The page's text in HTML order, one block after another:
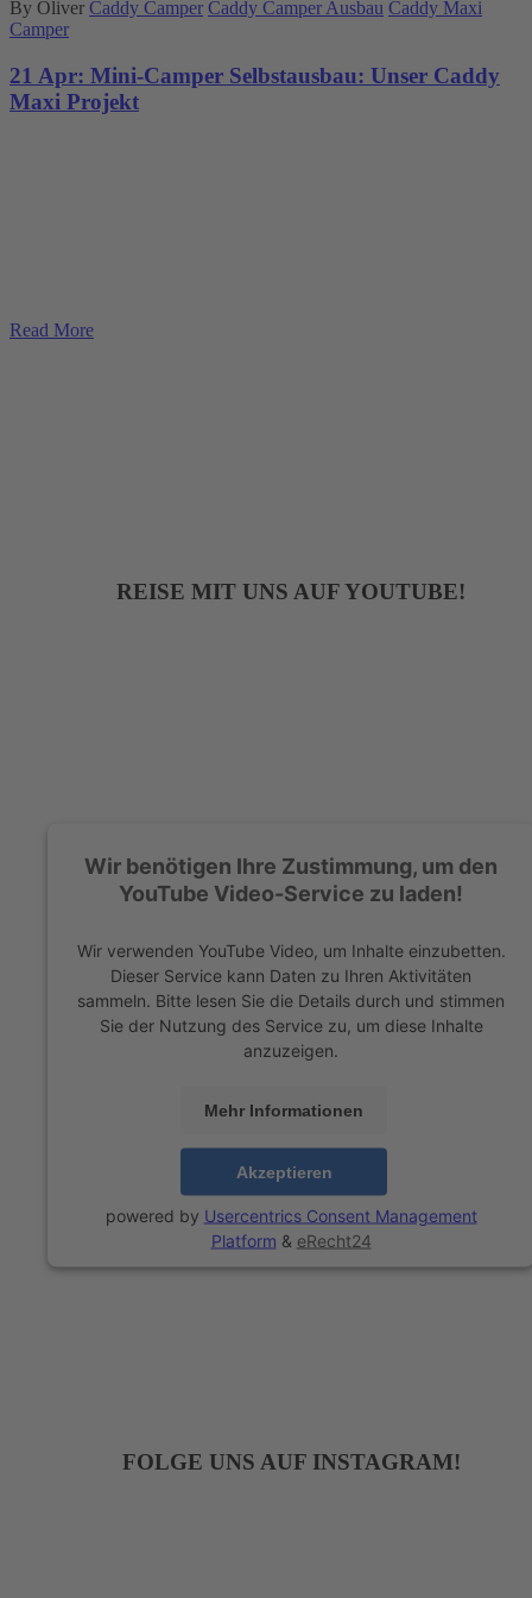
By Oliver Caddy Camper Caddy Camper Ausbau Caddy Maxi
Camper
21 Apr: Mini-Camper Selbstausbau: Unser Caddy
Maxi Projekt
Read More
REISE MIT UNS AUF YOUTUBE!
Wir benötigen Ihre Zustimmung, um den
YouTube Video-Service zu laden!
Wir verwenden YouTube Video, um Inhalte einzubetten.
Dieser Service kann Daten zu Ihren Aktivitäten
sammeln. Bitte lesen Sie die Details durch und stimmen
Sie der Nutzung des Service zu, um diese Inhalte
anzuzeigen.
Mehr Informationen
Akzeptieren
powered by Usercentrics Consent Management
Platform & eRecht24
FOLGE UNS AUF INSTAGRAM!